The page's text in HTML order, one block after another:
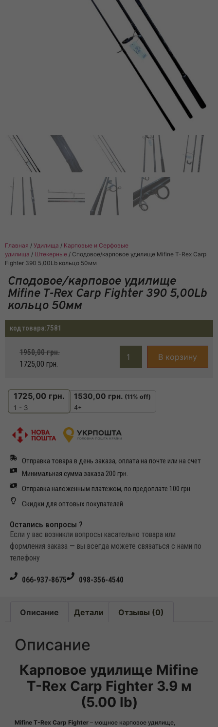
Главная / Удилища / Карповые и Серфовые
удилища / Штекерные / Сподовое/карповое удилище Mifine T-Rex Carp
Fighter 390 5,00Lb кольцо 50мм
Сподовое/карповое удилище
Mifine T-Rex Carp Fighter 390 5,00Lb
кольцо 50мм
код товара:7581
1950,00грн.
1725,00 грн.
В корзину
1725,00 грн.
1 - 3
1530,00 грн. (11% off)
4+
Отправка товара в день заказа, оплата на почте или на счет
Минимальная сумма заказа 200 грн.
Отправка наложенным платежом, по предоплате 100 грн.
Скидки для оптовых покупателей
Остались вопросы ?
Если у вас возникли вопросы касательно товара или
формления заказа — вы всегда можете связаться с нами по
телефону
066-937-8675 098-356-4540
Описание Детали Отзывы (0)
Описание
Карповое удилище Mifine
T-Rex Carp Fighter 3.9 м
(5.00 lb)
Mifine T-Rex Carp Fighter – мощное карповое удилище,